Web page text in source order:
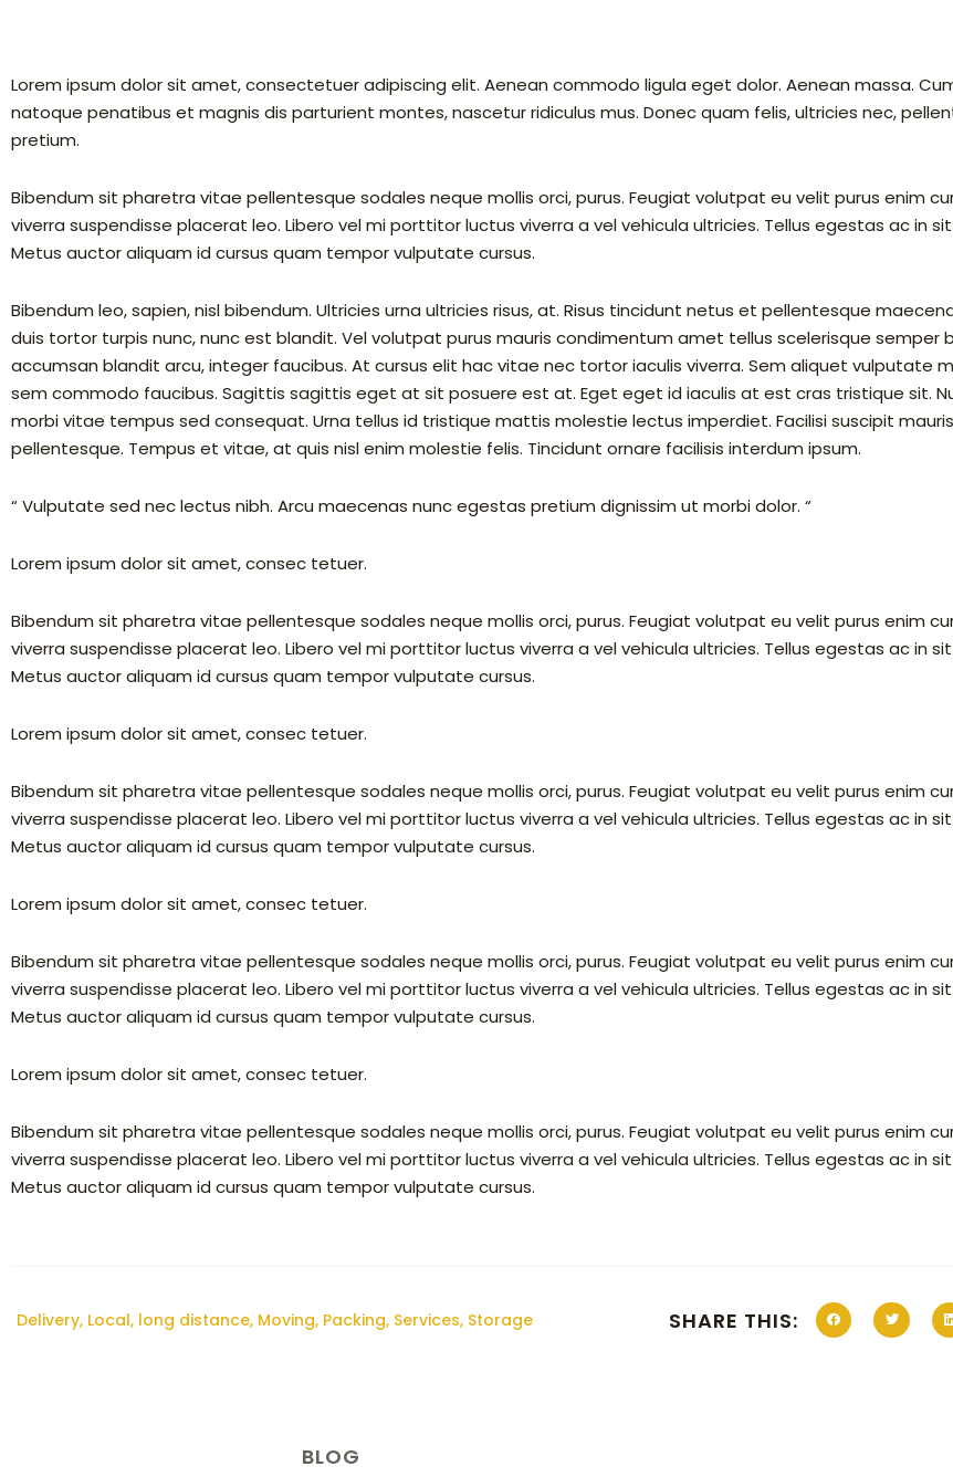
Lorem ipsum dolor sit amet, consectetuer adipiscing elit. Aenean commodo ligula eget dolor. Aenean massa.
natoque penatibus et magnis dis parturient montes, nascetur ridiculus mus. Donec quam felis, ultricies nec,
pretium.
Bibendum sit pharetra vitae pellentesque sodales neque mollis orci, purus. Feugiat volutpat eu velit purus enim
viverra suspendisse placerat leo. Libero vel mi porttitor luctus viverra a vel vehicula ultricies. Tellus egestas ac in
Metus auctor aliquam id cursus quam tempor vulputate cursus.
Bibendum leo, sapien, nisl bibendum. Ultricies urna ultricies risus, at. Risus tincidunt netus et pellentesque
duis tortor turpis nunc, nunc est blandit. Vel volutpat purus mauris condimentum amet tellus scelerisque semper
accumsan blandit arcu, integer faucibus. At cursus elit hac vitae nec tortor iaculis viverra. Sem aliquet vulputate
sem commodo faucibus. Sagittis sagittis eget at sit posuere est at. Eget eget id iaculis at est cras tristique sit.
morbi vitae tempus sed consequat. Urna tellus id tristique mattis molestie lectus imperdiet. Facilisi suscipit
pellentesque. Tempus et vitae, at quis nisl enim molestie felis. Tincidunt ornare facilisis interdum ipsum.
“ Vulputate sed nec lectus nibh. Arcu maecenas nunc egestas pretium dignissim ut morbi dolor. “
Lorem ipsum dolor sit amet, consec tetuer.
Bibendum sit pharetra vitae pellentesque sodales neque mollis orci, purus. Feugiat volutpat eu velit purus enim
viverra suspendisse placerat leo. Libero vel mi porttitor luctus viverra a vel vehicula ultricies. Tellus egestas ac in
Metus auctor aliquam id cursus quam tempor vulputate cursus.
Lorem ipsum dolor sit amet, consec tetuer.
Bibendum sit pharetra vitae pellentesque sodales neque mollis orci, purus. Feugiat volutpat eu velit purus enim
viverra suspendisse placerat leo. Libero vel mi porttitor luctus viverra a vel vehicula ultricies. Tellus egestas ac in
Metus auctor aliquam id cursus quam tempor vulputate cursus.
Lorem ipsum dolor sit amet, consec tetuer.
Bibendum sit pharetra vitae pellentesque sodales neque mollis orci, purus. Feugiat volutpat eu velit purus enim
viverra suspendisse placerat leo. Libero vel mi porttitor luctus viverra a vel vehicula ultricies. Tellus egestas ac in
Metus auctor aliquam id cursus quam tempor vulputate cursus.
Lorem ipsum dolor sit amet, consec tetuer.
Bibendum sit pharetra vitae pellentesque sodales neque mollis orci, purus. Feugiat volutpat eu velit purus enim
viverra suspendisse placerat leo. Libero vel mi porttitor luctus viverra a vel vehicula ultricies. Tellus egestas ac in
Metus auctor aliquam id cursus quam tempor vulputate cursus.
Delivery, Local, long distance, Moving, Packing, Services, Storage SHARE THIS:
BLOG